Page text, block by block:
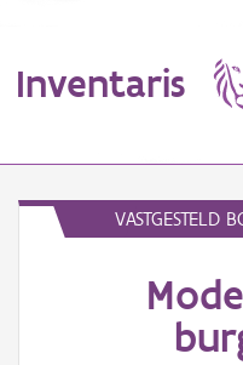
Inventaris
VASTGESTELD